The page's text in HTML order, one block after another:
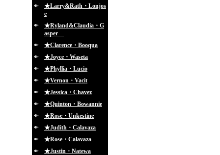
★Larry&Rath・Lonjos
e
★Ryland&Claudia・G
asper
★Clarence・Booqua
★Joyce・Waseta
★Phyllia・Lucio
★Vernon・Vacit
★Jessica・Chavez
★Quinton・Bowannie
★Rose・Unkestine
★Judith・Calavaza
★Rose・Calavaza
★Justin・Natewa